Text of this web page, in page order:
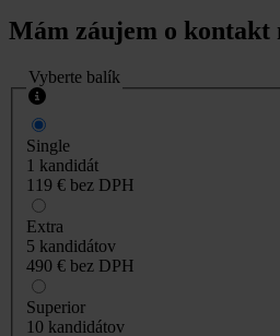
Mám záujem o kontakt
Vyberte balík
Single
1 kandidát
119 € bez DPH
Extra
5 kandidátov
490 € bez DPH
Superior
10 kandidátov